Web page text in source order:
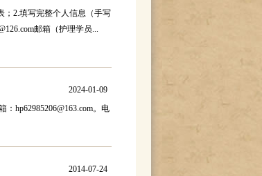
；2.填写完整个人信息（手写
邮箱（护理学员...
2024-01-09
hp62985206@163.com。电
2014-07-24